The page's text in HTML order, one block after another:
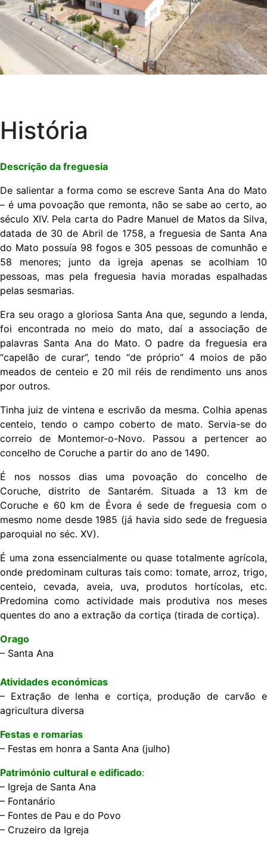
História
Descrição da freguesia
De salientar a forma como se escreve Santa Ana do Mato
– é uma povoação que remonta, não se sabe ao certo, ao
século XIV. Pela carta do Padre Manuel de Matos da Silva,
datada de 30 de Abril de 1758, a freguesia de Santa Ana
do Mato possuía 98 fogos e 305 pessoas de comunhão e
58 menores; junto da igreja apenas se acolhiam 10
pessoas, mas pela freguesia havia moradas espalhadas
pelas sesmarias.
​Era seu orago a gloriosa Santa Ana que, segundo a lenda,
foi encontrada no meio do mato, daí a associação de
palavras Santa Ana do Mato. O padre da freguesia era
“capelão de curar”, tendo “de próprio” 4 moios de pão
meados de centeio e 20 mil réis de rendimento uns anos
por outros.
​Tinha juiz de vintena e escrivão da mesma. Colhia apenas
centeio, tendo o campo coberto de mato. Servia-se do
correio de Montemor-o-Novo. Passou a pertencer ao
concelho de Coruche a partir do ano de 1490.
​É nos nossos dias uma povoação do concelho de
Coruche, distrito de Santarém. Situada a 13 km de
Coruche e 60 km de Évora é sede de freguesia com o
mesmo nome desde 1985 (já havia sido sede de freguesia
paroquial no séc. XV).
​É uma zona essencialmente ou quase totalmente agrícola,
onde predominam culturas tais como: tomate, arroz, trigo,
centeio, cevada, aveia, uva, produtos hortícolas, etc.
Predomina como actividade mais produtiva nos meses
quentes do ano a extração da cortiça (tirada de cortiça).
Orago
– Santa Ana
Atividades económicas
– Extração de lenha e cortiça, produção de carvão e
agricultura diversa
Festas e romarias
– Festas em honra a Santa Ana (julho)
Património cultural e edificado:
– Igreja de Santa Ana
– Fontanário
– Fontes de Pau e do Povo
– Cruzeiro da Igreja